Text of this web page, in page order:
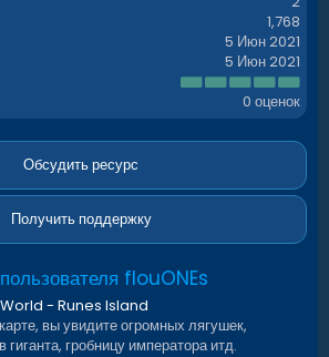
1,768
5 Июн 2021
5 Июн 2021
0
.
0
з
ё
з
0 оценок
Обсудить ресурс
Получить поддержку
flouONEs
- Runes Island
вы увидите огромных лягушек,
гробницу императора итд.